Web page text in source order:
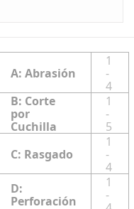
A: Abrasión
1
-
4
B: Corte
por
Cuchilla
1
-
5
C: Rasgado
1
-
4
D:
Perforación
1
-